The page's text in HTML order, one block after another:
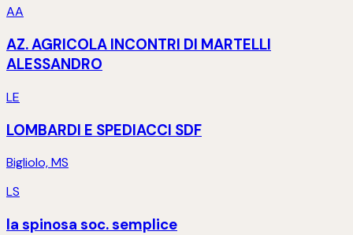
AA
AZ. AGRICOLA INCONTRI DI MARTELLI
ALESSANDRO
LE
LOMBARDI E SPEDIACCI SDF
Bigliolo, MS
LS
la spinosa soc. semplice